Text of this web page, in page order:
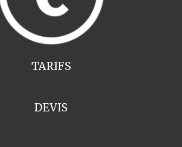
TARIFS
DEVIS